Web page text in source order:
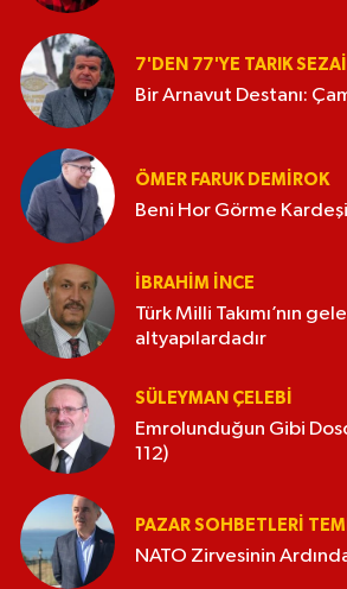
7'DEN 77'YE TARIK SEZAI
Bir Arnavut Destanı:
ÖMER FARUK DEMIROK
Beni Hor Görme
İBRAHIM İNCE
Türk Milli Takımı’nın
altyapılardadır
SÜLEYMAN ÇELEBI
Emrolunduğun Gibi
112)
PAZAR SOHBETLERI
NATO Zirvesinin